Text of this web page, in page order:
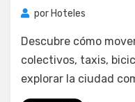
por Hoteles
Descubre cómo
colectivos, taxis,
explorar la ciudad